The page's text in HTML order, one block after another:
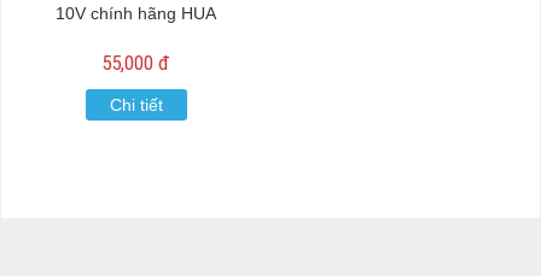
10V chính hãng HUA
55,000 đ
Chi tiết